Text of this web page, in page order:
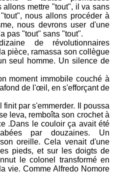
mettre "tout", il va sans
nous allons procéder à
nous devrons user d'une
pas "tout" sans "tout".
de révolutionnaires
pièce, ramassa son collègue
seul homme. Un silence de
moment immobile couché à
de l'œil, en s'efforçant de
par s'emmerder. Il poussa
leva, remboîta son crochet à
.Dans le couloir ça avait été
par douzaines. Un
oreille. Cela venait d'une
pieds, et sur les doigts de
le colonel transformé en
vie. Comme Alfredo Nomore